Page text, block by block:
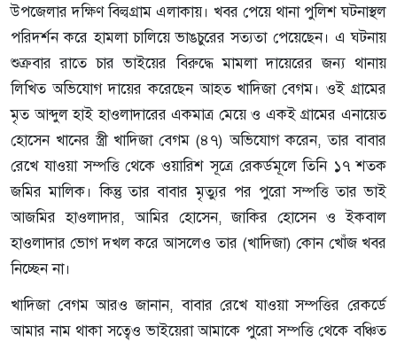
উপজেলার দক্ষিণ বিল্বগ্রাম এলাকায়। খবর পেয়ে থানা পুলিশ ঘটনাস্থল
পরিদর্শন করে হামলা চালিয়ে ভাঙচুরের সত্যতা পেয়েছেন। এ ঘটনায়
শুক্রবার রাতে চার ভাইয়ের বিরুদ্ধে মামলা দায়েরের জন্য থানায়
লিখিত অভিযোগ দায়ের করেছেন আহত খাদিজা বেগম। ওই গ্রামের
মৃত আব্দুল হাই হাওলাদারের একমাত্র মেয়ে ও একই গ্রামের এনায়েত
হোসেন খানের স্ত্রী খাদিজা বেগম (৪৭) অভিযোগ করেন, তার বাবার
রেখে যাওয়া সম্পত্তি থেকে ওয়ারিশ সূত্রে রেকর্ডমূলে তিনি ১৭ শতক
জমির মালিক। কিন্তু তার বাবার মৃত্যুর পর পুরো সম্পত্তি তার ভাই
আজমির হাওলাদার, আমির হোসেন, জাকির হোসেন ও ইকবাল
হাওলাদার ভোগ দখল করে আসলেও তার (খাদিজা) কোন খোঁজ খবর
নিচ্ছেন না।
খাদিজা বেগম আরও জানান, বাবার রেখে যাওয়া সম্পত্তির রেকর্ডে
আমার নাম থাকা সত্বেও ভাইয়েরা আমাকে পুরো সম্পত্তি থেকে বঞ্চিত